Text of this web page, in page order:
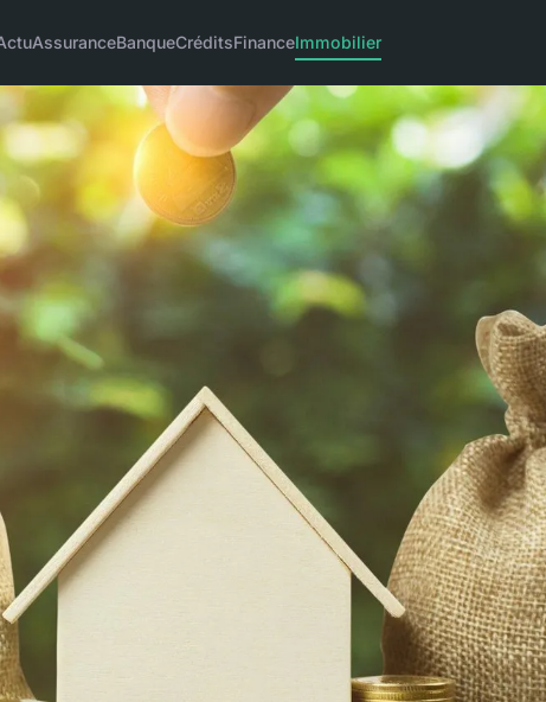
AssuranceBanqueCréditsFinanceImmobilier